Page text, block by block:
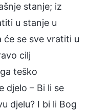
stanje; iz
u stanje u
se sve vratiti u
cilj
teško
djelo – Bi li se
djelu? I bi li Bog